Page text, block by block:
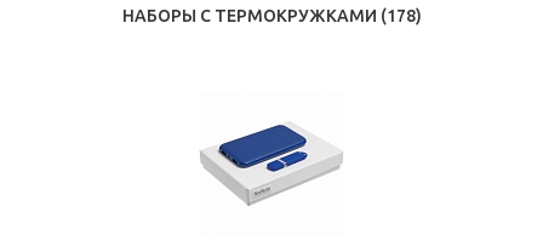
НАБОРЫ С ТЕРМОКРУЖКАМИ (178)